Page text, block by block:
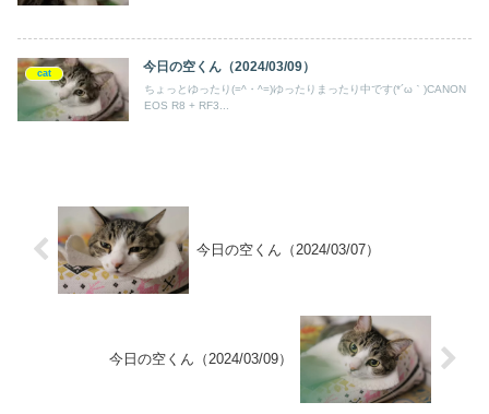
cat 今日の空くん（2024/03/09）
ちょっとゆったり(=^・^=)ゆったりまったり中です(*´ω｀)CANON
EOS R8 + RF3...
今日の空くん（2024/03/07）
今日の空くん（2024/03/09）